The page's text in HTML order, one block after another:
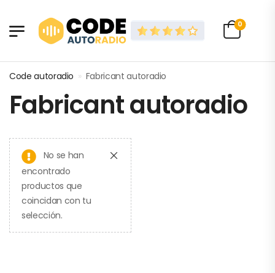
0
Code autoradio » Fabricant autoradio
Fabricant autoradio
No se han
encontrado
productos que
coincidan con tu
selección.